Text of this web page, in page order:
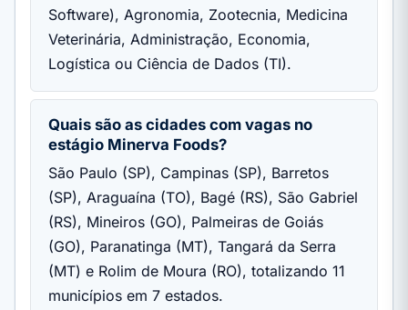
Software), Agronomia, Zootecnia, Medicina
Veterinária, Administração, Economia,
Logística ou Ciência de Dados (TI).
Quais são as cidades com vagas no
estágio Minerva Foods?
São Paulo (SP), Campinas (SP), Barretos
(SP), Araguaína (TO), Bagé (RS), São Gabriel
(RS), Mineiros (GO), Palmeiras de Goiás
(GO), Paranatinga (MT), Tangará da Serra
(MT) e Rolim de Moura (RO), totalizando 11
municípios em 7 estados.